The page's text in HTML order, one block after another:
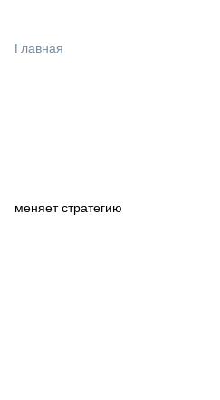
СПЕЦПРОЕКТЫ
Главная
меняет стратегию